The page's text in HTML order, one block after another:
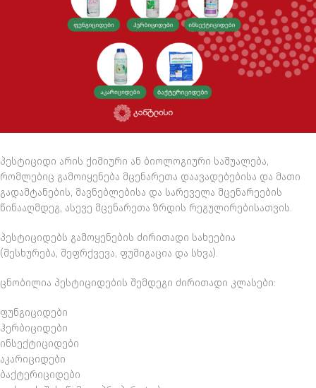
პესტიციდი არის ქიმიური ან ბიოლოგიური საშუალება,
რომლებიც გამოიყენება მცენარეთა დაავადებებისა და მათი
გადამტანების, მავნებლებისა და სარეველა მცენარეების
წინააღმდეგ, ასევე მცენარეთა ზრდის რეგულირებისათვის.
პესტიციდებს გამოყენების ძირითადი სახეებია
(შესხურება, შეფრქვევა, ფუმიგაცია და სხვა).
ცნობილია პესტიციდების შემდეგი ძირითადი კლასები:
ფუნგიციდები
ჰერბიციდები
ინსექტიციდები
აკარიციდები
ბაქტერიციდები